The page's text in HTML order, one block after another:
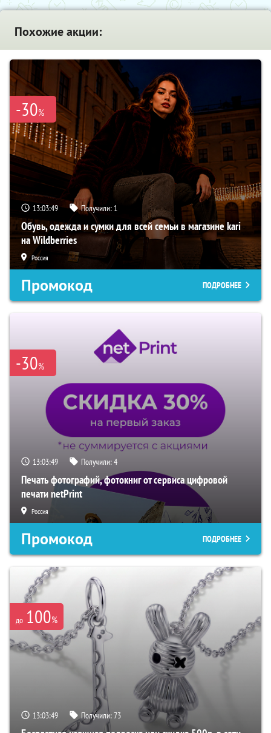
Похожие акции:
-30%
13:03:48 Получили: 1
Обувь, одежда и сумки для всей семьи в магазине kari
на Wildberries
Россия
Промокод ПОДРОБНЕЕ
-30%
13:03:48 Получили:4
Печать фотографий, фотокниг от сервиса цифровой
печати netPrint
Россия
Промокод ПОДРОБНЕЕ
до 100%
13:03:48 Получили:73